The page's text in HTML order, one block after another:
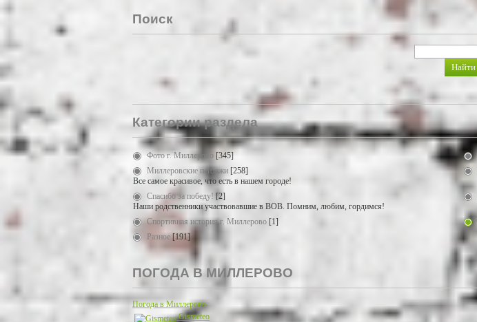
Поиск
Категории раздела
Фото г. Миллерово [345]
Миллеровские пейзажи [258]
Все самое красивое, что есть в нашем городе!
Спасибо за победу! [2]
Наши родственники участвовавшие в ВОВ. Помним, любим, гордимся!
Спортивная история г. Миллерово [1]
Разное [191]
ПОГОДА В МИЛЛЕРОВО
Погода в Миллерово
Gismeteo